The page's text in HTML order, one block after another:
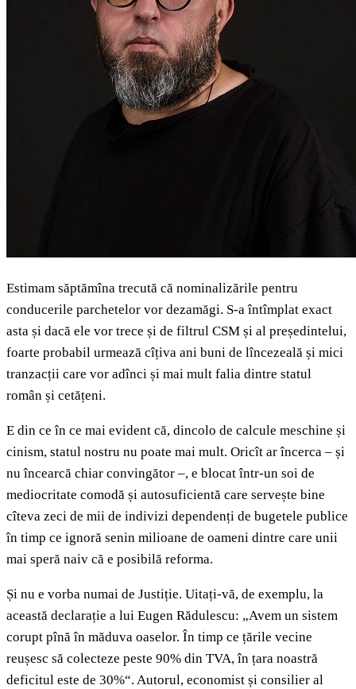
Estimam săptămîna trecută că nominalizările pentru
conducerile parchetelor vor dezamăgi. S-a întîmplat exact
asta și dacă ele vor trece și de filtrul CSM și al președintelui,
foarte probabil urmează cîțiva ani buni de lîncezeală și mici
tranzacții care vor adînci și mai mult falia dintre statul
român și cetățeni.
E din ce în ce mai evident că, dincolo de calcule meschine și
cinism, statul nostru nu poate mai mult. Oricît ar încerca – și
nu încearcă chiar convingător –, e blocat într-un soi de
mediocritate comodă și autosuficientă care servește bine
cîteva zeci de mii de indivizi dependenți de bugetele publice
în timp ce ignoră senin milioane de oameni dintre care unii
mai speră naiv că e posibilă reforma.
Și nu e vorba numai de Justiție. Uitați-vă, de exemplu, la
această declarație a lui Eugen Rădulescu: „Avem un sistem
corupt pînă în măduva oaselor. În timp ce țările vecine
reușesc să colecteze peste 90% din TVA, în țara noastră
deficitul este de 30%“. Autorul, economist și consilier al